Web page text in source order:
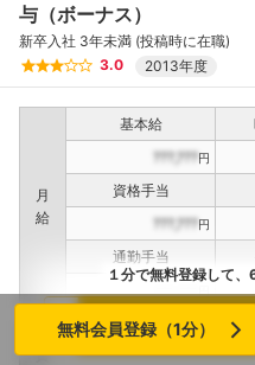
与（ボーナス）
新卒入社 3年未満 (投稿時に在職)
3.0
2013年度
月
給
基本給
???,???円
資格手当
???,???円
通勤手当
賞
定期賞与
（??回計）
イ
１分で無料登録して
メールで
無料会員登録（1分）